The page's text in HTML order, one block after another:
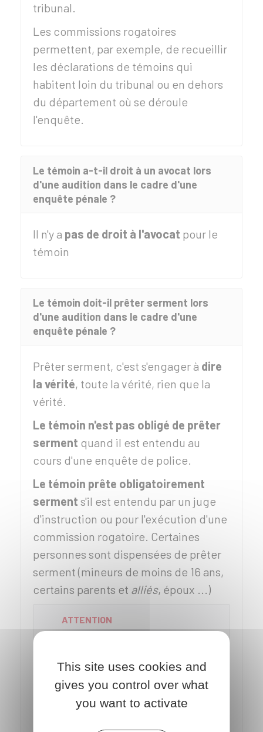
tribunal.
Les commissions rogatoires
permettent, par exemple, de recueillir
les déclarations de témoins qui
habitent loin du tribunal ou en dehors
du département où se déroule
l'enquête.
Le témoin a-t-il droit à un avocat lors
d'une audition dans le cadre d'une
enquête pénale ?
Il n'y a pas de droit à l'avocat pour le
témoin
Le témoin doit-il prêter serment lors
d'une audition dans le cadre d'une
enquête pénale ?
Prêter serment, c'est s'engager à dire
la vérité, toute la vérité, rien que la
vérité.
Le témoin n'est pas obligé de prêter
serment quand il est entendu au
cours d'une enquête de police.
Le témoin prête obligatoirement
serment s'il est entendu par un juge
d'instruction ou pour l'exécution d'une
commission rogatoire. Certaines
personnes sont dispensées de prêter
serment (mineurs de moins de 16 ans,
certains parents et alliés, époux ...)
ATTENTION
considéré comme undélitpuni
de 5 ans de prison et 75 000 €
d'amende.
This site uses cookies and
gives you control over what
you want to activate